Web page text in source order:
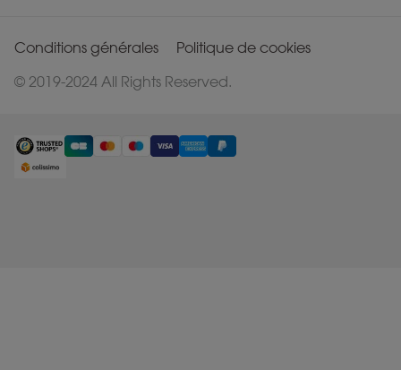
© 2019-2024 All Rights Reserved.
Conditions générales Politique de cookies